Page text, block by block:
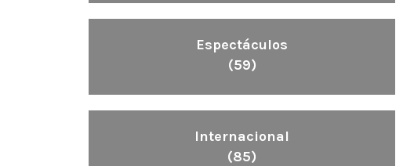
Espectáculos
(59)
Internacional
(85)